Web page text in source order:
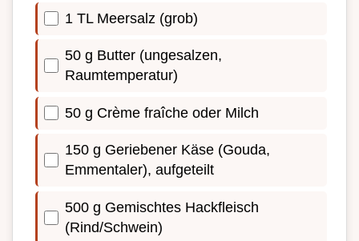
1 TL Meersalz (grob)
50 g Butter (ungesalzen,
Raumtemperatur)
50 g Crème fraîche oder Milch
150 g Geriebener Käse (Gouda,
Emmentaler), aufgeteilt
500 g Gemischtes Hackfleisch
(Rind/Schwein)